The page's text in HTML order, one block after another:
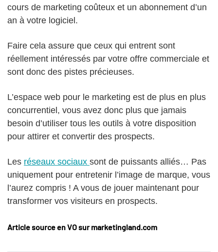
cours de marketing coûteux et un abonnement d’un
an à votre logiciel.
Faire cela assure que ceux qui entrent sont
réellement intéressés par votre offre commerciale et
sont donc des pistes précieuses.
L’espace web pour le marketing est de plus en plus
concurrentiel, vous avez donc plus que jamais
besoin d’utiliser tous les outils à votre disposition
pour attirer et convertir des prospects.
Les réseaux sociaux sont de puissants alliés… Pas
uniquement pour entretenir l’image de marque, vous
l’aurez compris ! A vous de jouer maintenant pour
transformer vos visiteurs en prospects.
Article source en VO sur marketingland.com